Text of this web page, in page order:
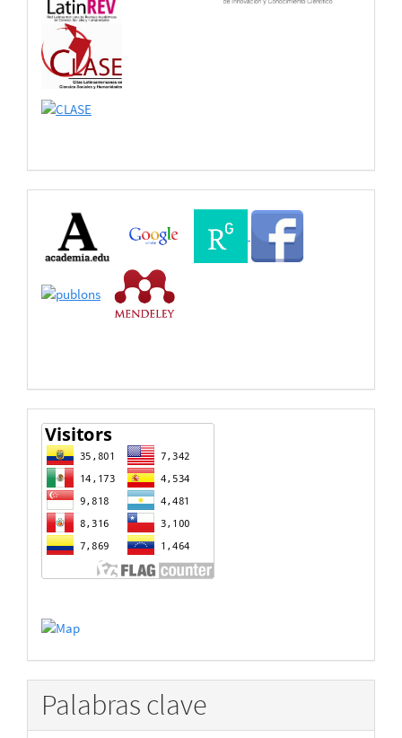
Buscadores
Bases
de
Datos
estadisticas
Palabras clave